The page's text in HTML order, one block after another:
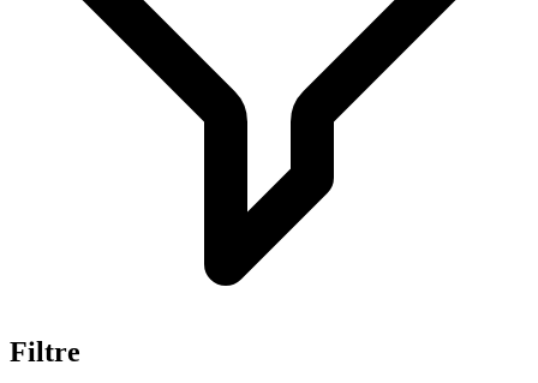
Filtre